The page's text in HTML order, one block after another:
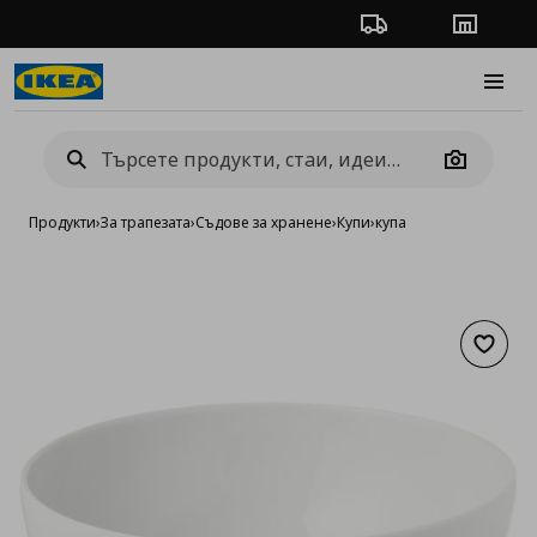
Проследяване на
Camera
Продукти›За трапезата›Съдове за хранене›Купи›купа